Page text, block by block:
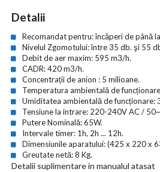
Detalii
Recomandat pentru: încăperi de până
Nivelul Zgomotului: între 35 db. şi 55
Debit de aer maxim: 595 m3/h.
CADR: 420 m3/h.
Concentrații de anion : 5 milioane.
Temperatura ambientală de
Umiditatea ambientală de funcționare:
Tensiune la intrare: 220-240V AC /
Putere Nominală: 65W.
Intervale timer: 1h, 2h ... 12h.
Dimensiunile aparatului: (425 x 220 x
Greutate netă: 8 Kg.
Detalii suplimentare in manualul atasat